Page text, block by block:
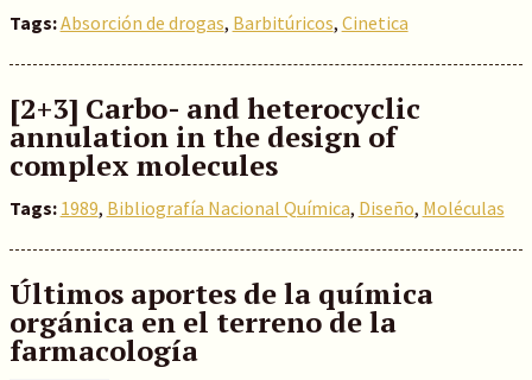
Tags:Absorción de drogas, Barbitúricos, Cinetica
[2+3] Carbo- and heterocyclic
annulation in the design of
complex molecules
Tags: 1989, Bibliografía Nacional Química, Diseño, Moléculas
Últimos aportes de la química
orgánica en el terreno de la
farmacología